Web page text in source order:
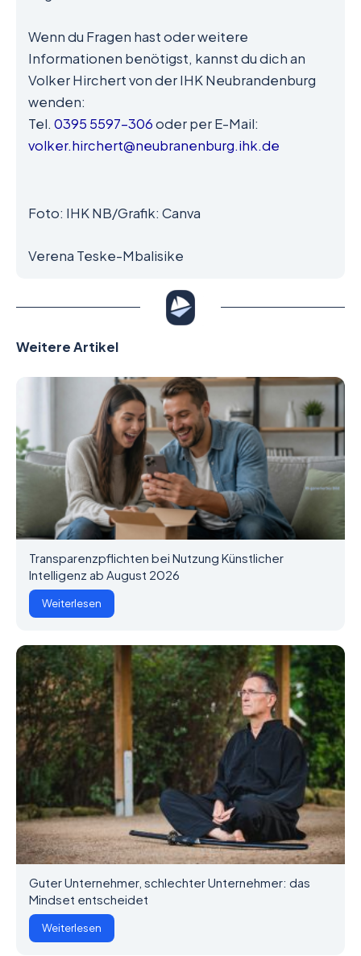
Wenn du Fragen hast oder weitere
Informationen benötigst, kannst du dich an
Volker Hirchert von der IHK Neubrandenburg
wenden:
Tel. 0395 5597-306oder per E-Mail:
volker.hirchert@neubranenburg.ihk.de
Foto: IHK NB/Grafik: Canva
Verena Teske-Mbalisike
Weitere Artikel
Transparenzpflichten bei Nutzung Künstlicher
Intelligenz ab August 2026
Weiterlesen
Guter Unternehmer, schlechter Unternehmer: das
Mindset entscheidet
Weiterlesen